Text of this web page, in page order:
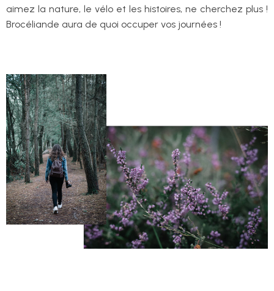
aimez la nature, le vélo et les histoires, ne cherchez plus !
Brocéliande aura de quoi occuper vos journées !